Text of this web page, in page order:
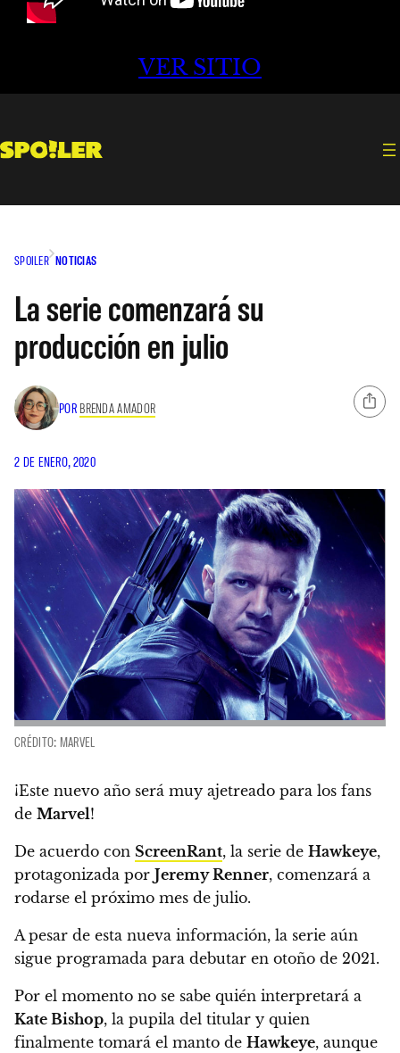
VER SITIO
SPOILER NOTICIAS
La serie comenzará su
producción en julio
POR BRENDA AMADOR
2 DE ENERO, 2020
CRÉDITO: MARVEL
¡Este nuevo año será muy ajetreado para los fans
de Marvel!
De acuerdo con ScreenRant, la serie de Hawkeye,
protagonizada por Jeremy Renner, comenzará a
rodarse el próximo mes de julio.
A pesar de esta nueva información, la serie aún
sigue programada para debutar en otoño de 2021.
Por el momento no se sabe quién interpretará a
Kate Bishop, la pupila del titular y quien
finalmente tomará el manto de Hawkeye, aunque